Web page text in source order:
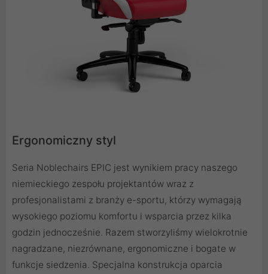
Ergonomiczny styl
Seria Noblechairs EPIC jest wynikiem pracy naszego
niemieckiego zespołu projektantów wraz z
profesjonalistami z branży e-sportu, którzy wymagają
wysokiego poziomu komfortu i wsparcia przez kilka
godzin jednocześnie. Razem stworzyliśmy wielokrotnie
nagradzane, niezrównane, ergonomiczne i bogate w
funkcje siedzenia. Specjalna konstrukcja oparcia